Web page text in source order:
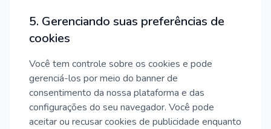
5. Gerenciando suas preferências de
cookies
Você tem controle sobre os cookies e pode
gerenciá-los por meio do banner de
consentimento da nossa plataforma e das
configurações do seu navegador. Você pode
aceitar ou recusar cookies de publicidade enquanto